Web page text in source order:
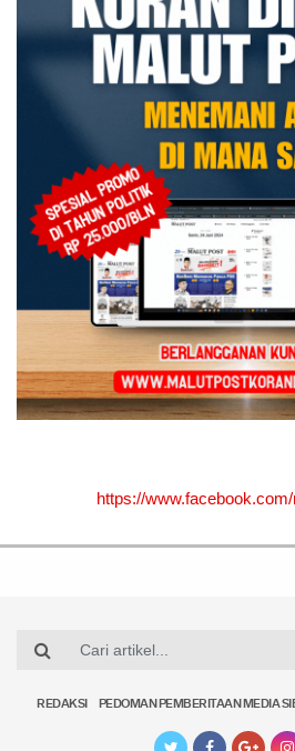
https://
REDAKSI PEDOMAN PEMBERITAAN MEDIA